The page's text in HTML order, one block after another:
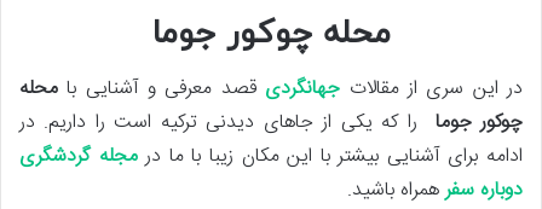
محله چوکور جوما
در این سری از مقالات جهانگردی قصد معرفی و آشنایی با محله
چوکور جوما را که یکی از جاهای دیدنی ترکیه است را داریم. در
ادامه برای آشنایی بیشتر با این مکان زیبا با ما درمجله گردشگری
دوباره سفرهمراه باشید.